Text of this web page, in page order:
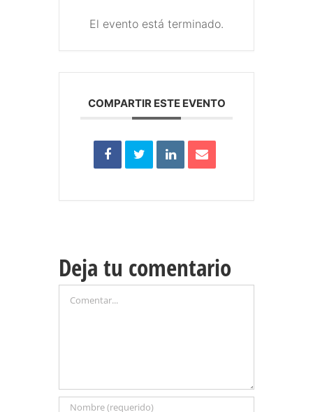
El evento está terminado.
COMPARTIR ESTE EVENTO
Deja tu comentario
Comentar